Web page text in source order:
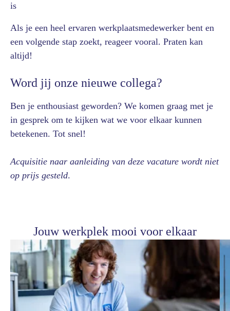
is
Als je een heel ervaren werkplaatsmedewerker bent en
een volgende stap zoekt, reageer vooral. Praten kan
altijd!
Word jij onze nieuwe collega?
Ben je enthousiast geworden? We komen graag met je
in gesprek om te kijken wat we voor elkaar kunnen
betekenen. Tot snel!
Acquisitie naar aanleiding van deze vacature wordt niet
op prijs gesteld.
Jouw werkplek mooi voor elkaar